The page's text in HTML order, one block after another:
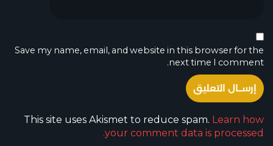
Save my name, email, and website in this browser for the
next time I comment.
This site uses Akismet to reduce spam. Learn how
your comment data is processed.